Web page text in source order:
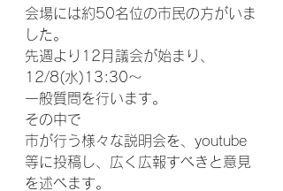
会場には約50名位の市民の方がいま
した。
先週より12月議会が始まり、
12/8(水)13:30〜
一般質問を行います。
その中で
市が行う様々な説明会を、youtube
等に投稿し、広く広報すべきと意見
を述べます。